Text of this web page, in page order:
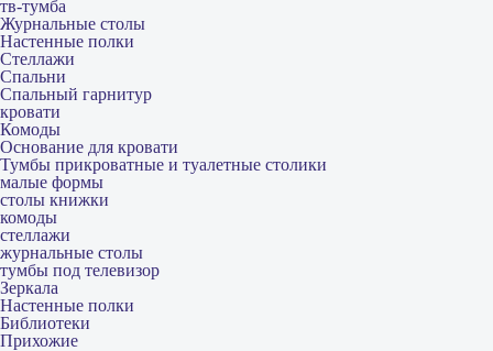
тв-тумба
Журнальные столы
Настенные полки
Стеллажи
Спальни
Спальный гарнитур
кровати
Комоды
Основание для кровати
Тумбы прикроватные и туалетные столики
малые формы
столы книжки
комоды
стеллажи
журнальные столы
тумбы под телевизор
Зеркала
Настенные полки
Библиотеки
Прихожие